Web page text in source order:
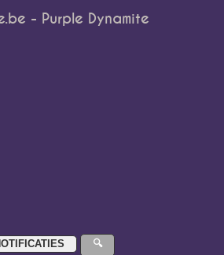
- Purple Dynamite